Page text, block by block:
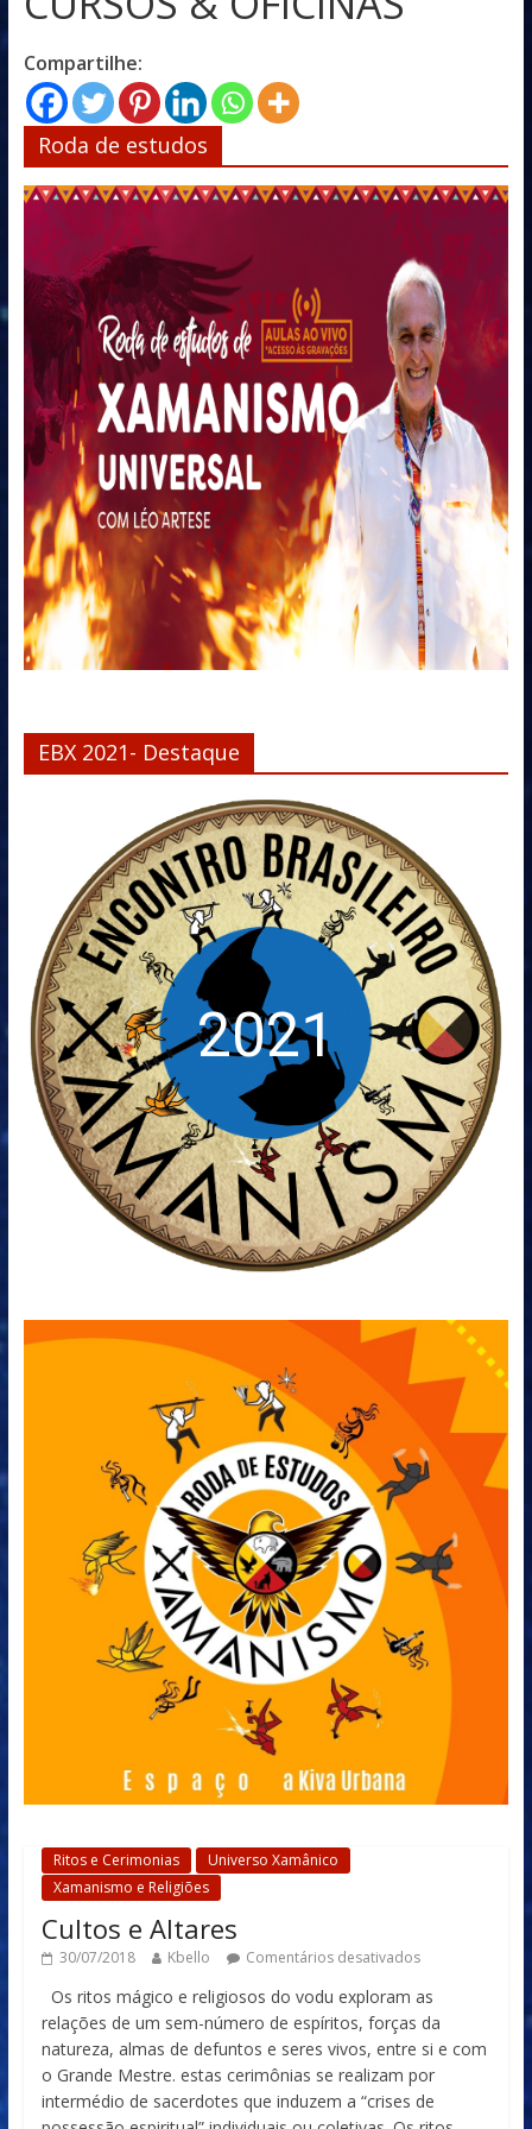
Compartilhe:
Roda de estudos
EBX 2021- Destaque
2021
Ritos e Cerimonias
Universo Xamânico
Xamanismo e Religiões
Cultos e Altares
30/07/2018 Kbello Comentários desativados
Os ritos mágico e religiosos do vodu exploram as
relações de um sem-número de espíritos, forças da
natureza, almas de defuntos e seres vivos, entre si e com
o Grande Mestre. estas cerimônias se realizam por
intermédio de sacerdotes que induzem a “crises de